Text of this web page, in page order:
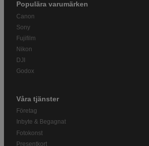
Populära varumärken
Canon
Sony
Fujifilm
Nikon
DJI
Godox
Våra tjänster
Företag
Inbyte & Begagnat
Fotokonst
Presentkort